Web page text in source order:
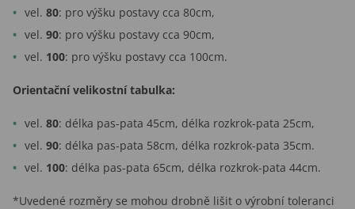
vel. 80: pro výšku postavy cca 80cm,
vel. 90: pro výšku postavy cca 90cm,
vel. 100: pro výšku postavy cca 100cm.
Orientační velikostní tabulka:
vel. 80: délka pas-pata 45cm, délka rozkrok-pata 25cm,
vel. 90: délka pas-pata 58cm, délka rozkrok-pata 35cm.
vel. 100: délka pas-pata 65cm, délka rozkrok-pata 44cm.
*Uvedené rozměry se mohou drobně lišit o výrobní toleranci